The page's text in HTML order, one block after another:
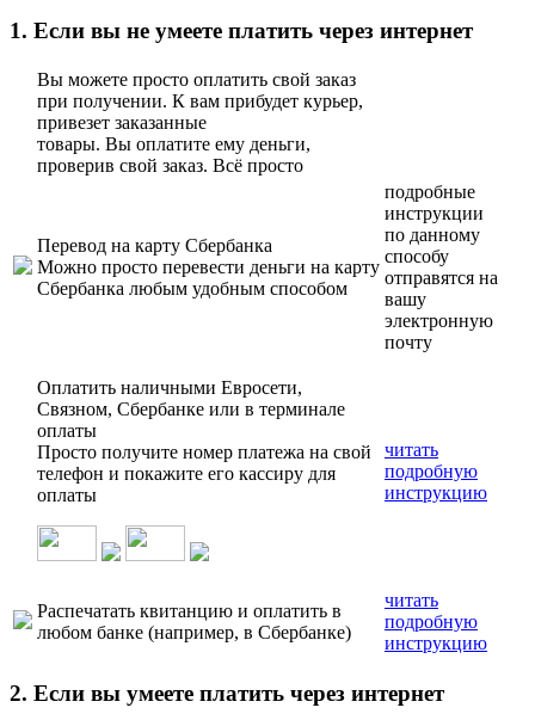
1. Если вы не умеете платить через интернет
Вы можете просто оплатить свой заказ
при получении. К вам прибудет курьер,
привезет заказанные
товары. Вы оплатите ему деньги,
проверив свой заказ. Всё просто
Перевод на карту Сбербанка
Можно просто перевести деньги на карту
Сбербанка любым удобным способом
подробные
инструкции
по данному
способу
отправятся на
вашу
электронную
почту
Оплатить наличными Евросети,
Связном, Сбербанке или в терминале
оплаты
Просто получите номер платежа на свой
телефон и покажите его кассиру для
оплаты
читать
подробную
инструкцию
Распечатать квитанцию и оплатить в
любом банке (например, в Сбербанке)
читать
подробную
инструкцию
2. Если вы умеете платить через интернет